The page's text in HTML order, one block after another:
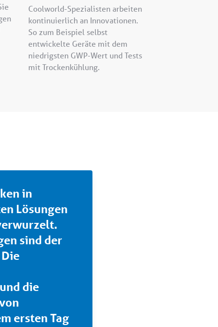
Coolworld-Spezialisten arbeiten
kontinuierlich an Innovationen.
So zum Beispiel selbst
entwickelte Geräte mit dem
niedrigsten GWP-Wert und Tests
mit Trockenkühlung.
in
Lösungen
sind der
die
ersten Tag